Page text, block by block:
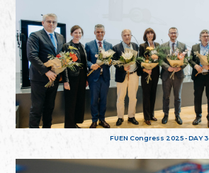
FUEN Congress 2025 - DAY 3